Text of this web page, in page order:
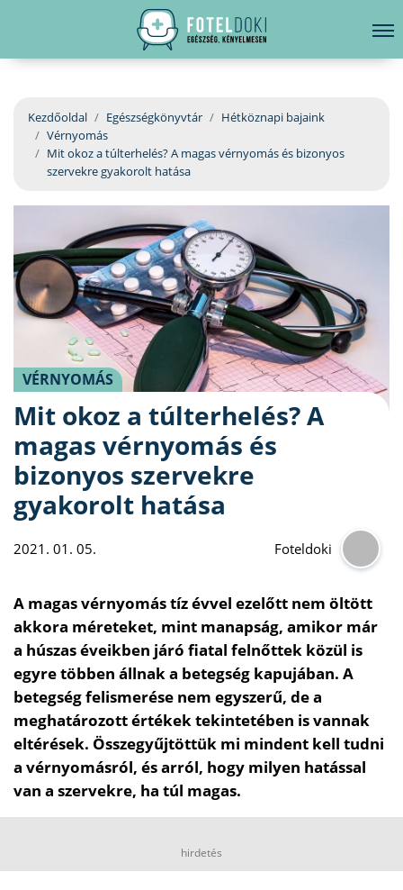
EGÉSZSÉGKÖNYVTÁR
BETEGSÉGKALAUZ
ÜGYELETKERESŐ
ORVOS VÁLASZOL
ORVOSKERESŐ
hirdetés
Kezdőoldal Egészségkönyvtár
Hétköznapi bajaink
Vérnyomás
Mit okoz a túlterhelés? A magas vérnyomás és bizonyos
szervekre gyakorolt hatása
VÉRNYOMÁS
Mit okoz a túlterhelés? A
magas vérnyomás és
bizonyos szervekre
gyakorolt hatása
2021. 01. 05. Foteldoki
A magas vérnyomás tíz évvel ezelőtt nem öltött
akkora méreteket, mint manapság, amikor már
a húszas éveikben járó fiatal felnőttek közül is
egyre többen állnak a betegség kapujában. A
betegség felismerése nem egyszerű, de a
meghatározott értékek tekintetében is vannak
eltérések. Összegyűjtöttük mi mindent kell tudni
a vérnyomásról, és arról, hogy milyen hatással
van a szervekre, ha túl magas.
hirdetés